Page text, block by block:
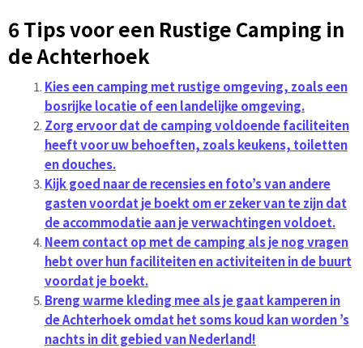
6 Tips voor een Rustige Camping in
de Achterhoek
Kies een camping met rustige omgeving, zoals een
bosrijke locatie of een landelijke omgeving.
Zorg ervoor dat de camping voldoende faciliteiten
heeft voor uw behoeften, zoals keukens, toiletten
en douches.
Kijk goed naar de recensies en foto’s van andere
gasten voordat je boekt om er zeker van te zijn dat
de accommodatie aan je verwachtingen voldoet.
Neem contact op met de camping als je nog vragen
hebt over hun faciliteiten en activiteiten in de buurt
voordat je boekt.
Breng warme kleding mee als je gaat kamperen in
de Achterhoek omdat het soms koud kan worden ’s
nachts in dit gebied van Nederland!